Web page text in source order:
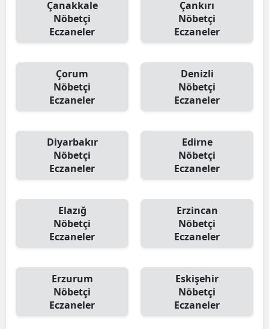
Çanakkale
Nöbetçi
Eczaneler
Çankırı
Nöbetçi
Eczaneler
Çorum
Nöbetçi
Eczaneler
Denizli
Nöbetçi
Eczaneler
Diyarbakır
Nöbetçi
Eczaneler
Edirne
Nöbetçi
Eczaneler
Elazığ
Nöbetçi
Eczaneler
Erzincan
Nöbetçi
Eczaneler
Erzurum
Nöbetçi
Eczaneler
Eskişehir
Nöbetçi
Eczaneler